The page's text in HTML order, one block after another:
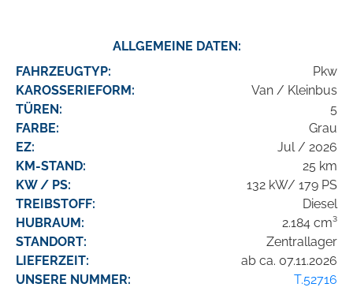
ALLGEMEINE DATEN:
FAHRZEUGTYP:
Pkw
KAROSSERIEFORM:
Van / Kleinbus
TÜREN:
5
FARBE:
Grau
EZ:
Jul / 2026
KM-STAND:
25 km
KW / PS:
132 kW/ 179 PS
TREIBSTOFF:
Diesel
HUBRAUM:
2.184 cm³
STANDORT:
Zentrallager
LIEFERZEIT:
ab ca. 07.11.2026
UNSERE NUMMER:
T.52716